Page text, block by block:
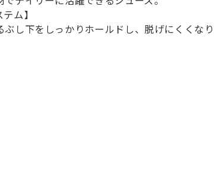
ム】
し下をしっかりホールドし、脱げにくくなり